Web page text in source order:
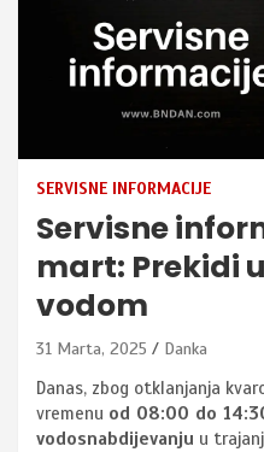
SERVISNE INFORMACIJE
Servisne
mart: Prekidi
vodom
31 Marta, 2025 Danka
Danas, zbog otklanjanja
vremenu od 08:00 do
vodosnabdijevanju u